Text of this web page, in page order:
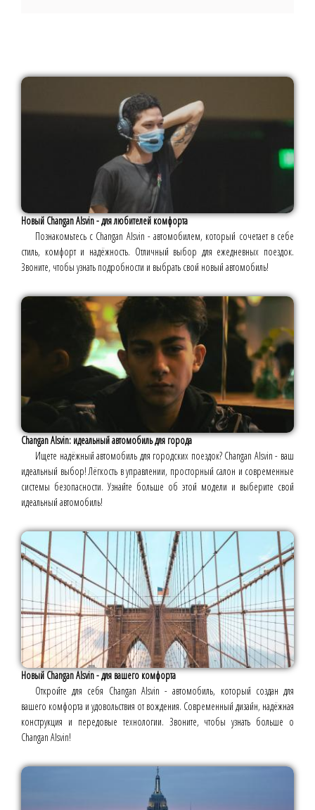
Новый Changan Alsvin - для любителей комфорта
Познакомьтесь с Changan Alsvin - автомобилем, который сочетает в себе
стиль, комфорт и надёжность. Отличный выбор для ежедневных поездок.
Звоните, чтобы узнать подробности и выбрать свой новый автомобиль!
Changan Alsvin: идеальный автомобиль для города
Ищете надёжный автомобиль для городских поездок? Changan Alsvin - ваш
идеальный выбор! Лёгкость в управлении, просторный салон и современные
системы безопасности. Узнайте больше об этой модели и выберите свой
идеальный автомобиль!
Новый Changan Alsvin - для вашего комфорта
Откройте для себя Changan Alsvin - автомобиль, который создан для
вашего комфорта и удовольствия от вождения. Современный дизайн, надёжная
конструкция и передовые технологии. Звоните, чтобы узнать больше о
Changan Alsvin!